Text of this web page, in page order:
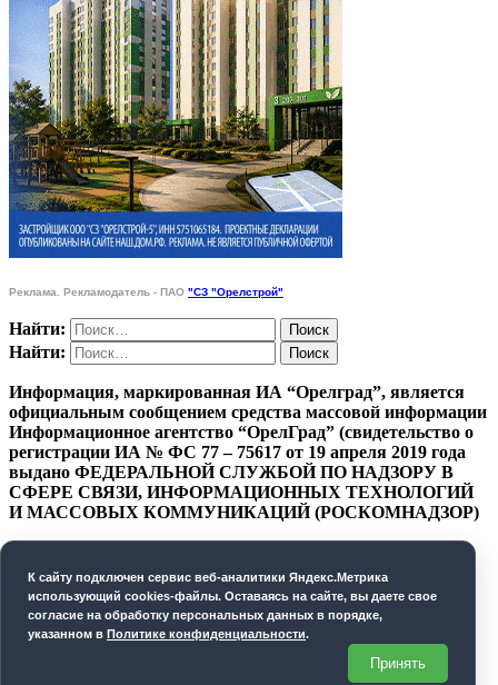
Реклама. Рекламодатель - ПАО "СЗ "Орелстрой"
Найти:
Найти:
Информация, маркированная ИА “Орелград”, является
официальным сообщением средства массовой информации
Информационное агентство “ОрелГрад” (свидетельство о
регистрации ИА № ФС 77 – 75617 от 19 апреля 2019 года
выдано ФЕДЕРАЛЬНОЙ СЛУЖБОЙ ПО НАДЗОРУ В
СФЕРЕ СВЯЗИ, ИНФОРМАЦИОННЫХ ТЕХНОЛОГИЙ
И МАССОВЫХ КОММУНИКАЦИЙ (РОСКОМНАДЗОР)
СОГЛАСИЕ НА ОБРАБОТКУ ПЕРСОНАЛЬНЫХ
ДАННЫХ
К cайту подключен сервис веб-аналитики Яндекс.Метрика
использующий cookies-файлы. Оставаясь на сайте, вы даете свое
согласие на обработку персональных данных в порядке,
указанном в Политике конфиденциальности.
Принять